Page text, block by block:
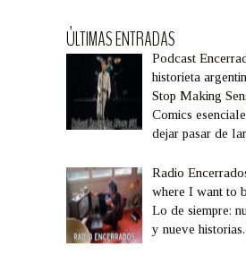
ÚLTIMAS ENTRADAS
Podcast
historieta
Stop Making
Comics
dejar pasar de
Radio
where I want to
Lo de siempre:
y nueve